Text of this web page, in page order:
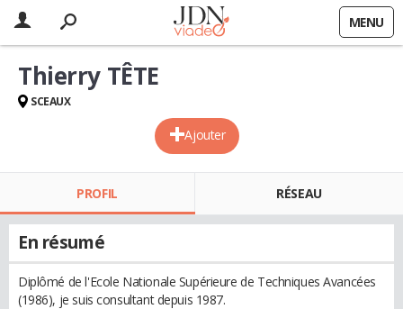
MENU
Ajouter
Thierry TÊTE
SCEAUX
PROFIL RÉSEAU
En résumé
Diplômé de l'Ecole Nationale Supérieure de Techniques Avancées
(1986), je suis consultant depuis 1987.